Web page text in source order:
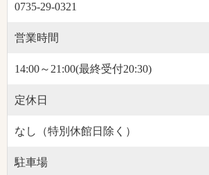
0735-29-0321
営業時間
14:00～21:00(最終受付20:30)
定休日
なし（特別休館日除く）
駐車場